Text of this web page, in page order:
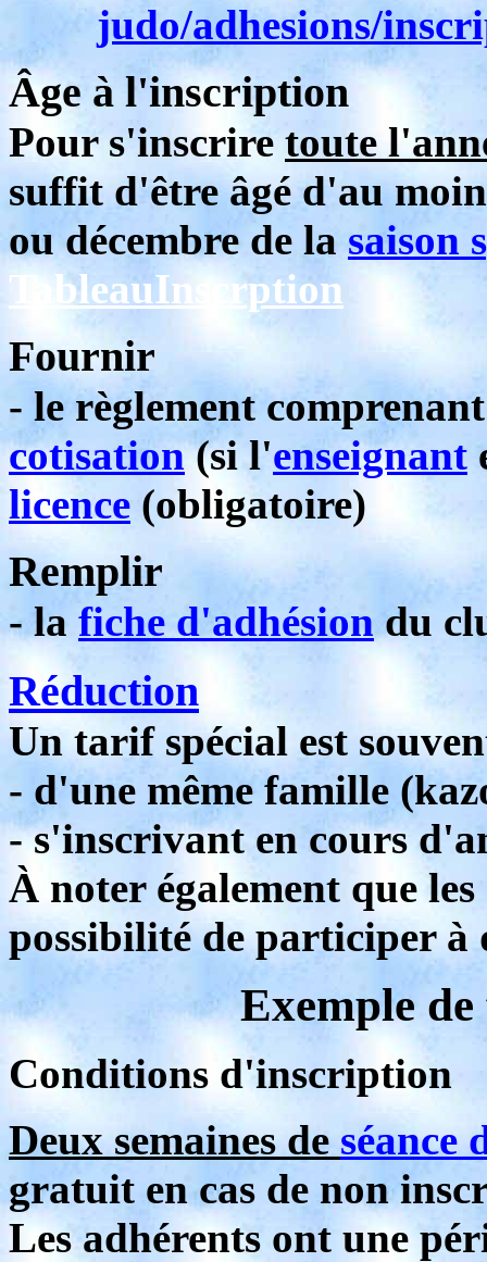
judo/adhesions/
Âge à l'inscription
Pour s'inscriretoute
suffit d'être âgé d'au
ou décembre de la saison
TableauInscrption
Fournir
- le règlement
cotisation(si l'enseignant
licence (obligatoire)
Remplir
- la fiche d'adhésion du
Réduction
Un tarif spécial est
- d'une même famille
- s'inscrivant en cours
À noter également que
possibilité de participer à
Exemple
Conditions d'inscription
Deux semaines de séance
gratuit en cas de non
Les adhérents ont une